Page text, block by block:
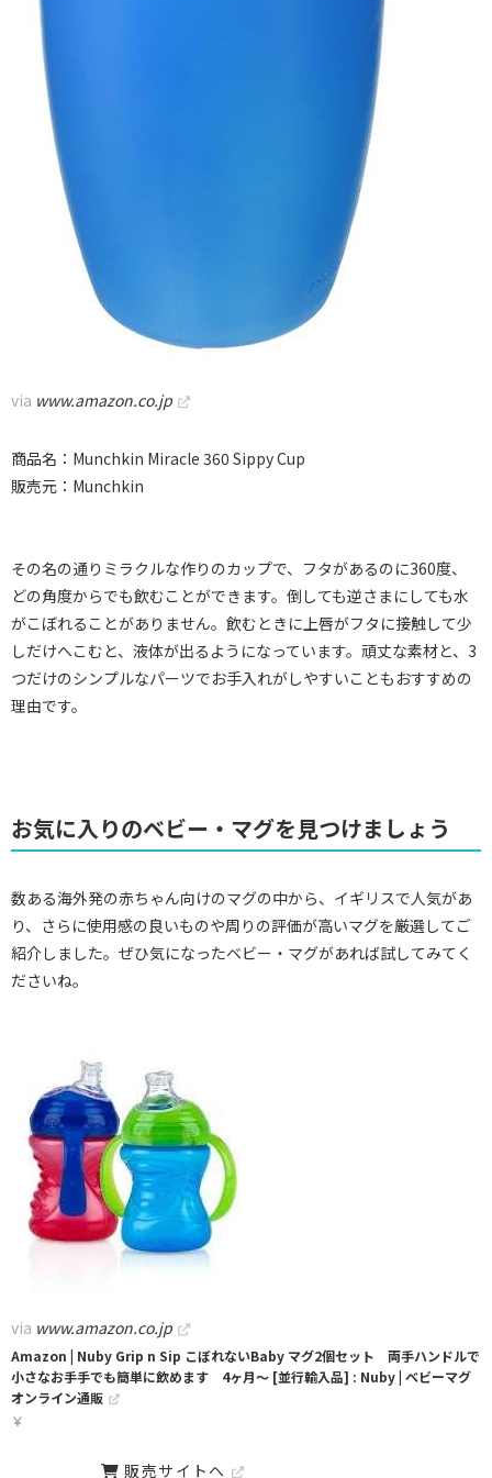
via www.amazon.co.jp
商品名：Munchkin Miracle 360 Sippy Cup
販売元：Munchkin
その名の通りミラクルな作りのカップで、フタがあるのに360度、
どの角度からでも飲むことができます。倒しても逆さまにしても水
がこぼれることがありません。飲むときに上唇がフタに接触して少
しだけへこむと、液体が出るようになっています。頑丈な素材と、3
つだけのシンプルなパーツでお手入れがしやすいこともおすすめの
理由です。
お気に入りのベビー・マグを見つけましょう
数ある海外発の赤ちゃん向けのマグの中から、イギリスで人気があ
り、さらに使用感の良いものや周りの評価が高いマグを厳選してご
紹介しました。ぜひ気になったベビー・マグがあれば試してみてく
ださいね。
via www.amazon.co.jp
Amazon | Nuby Grip n Sip こぼれないBaby マグ2個セット 両手ハンドルで
小さなお手手でも簡単に飲めます 4ヶ月～ [並行輸入品] : Nuby | ベビーマグ
オンライン通販
￥
販売サイトへ